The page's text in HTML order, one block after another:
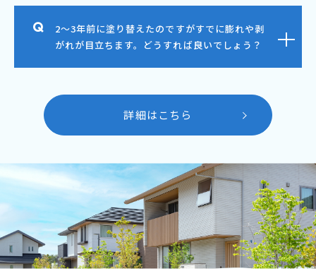
2～3年前に塗り替えたのですがすでに膨れや剥
がれが目立ちます。どうすれば良いでしょう？
詳細はこちら